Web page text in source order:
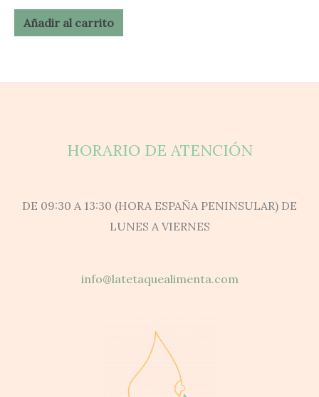
Añadir al carrito
HORARIO DE ATENCIÓN
DE 09:30 A 13:30 (HORA ESPAÑA PENINSULAR) DE
LUNES A VIERNES
info@latetaquealimenta.com